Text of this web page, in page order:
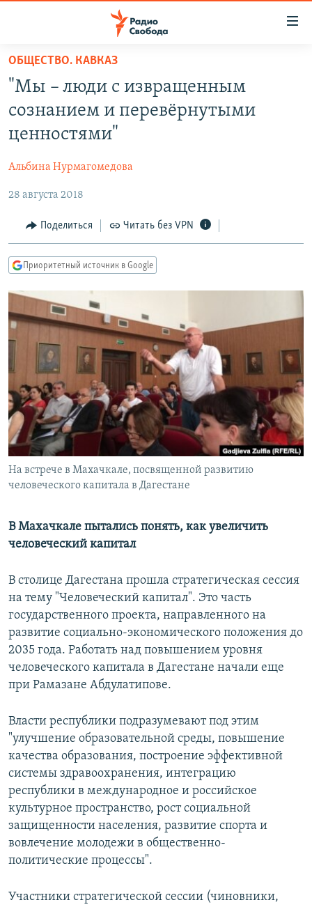
упрощенного
доступа
основному
Вернутся
навигации
Вернутся
поиску
ПРОГРАММЫ
АВТОРСКИЕ ПРОЕКТЫ
МНЕНИЯ
КУЛЬТУРА
IDEL.РЕАЛИИ
СЕВЕР.РЕАЛИИ
СИБИРЬ.РЕАЛИИ
РАСПИСАНИЕ ВЕЩАНИЯ
ПОДПИШИТЕСЬ НА РАССЫЛКУ
СОЦИАЛЬНЫЕ СЕТИ
Все сайты РСЕ/РС
ОБЩЕСТВО. КАВКАЗ
"Мы – люди с извращенным
сознанием и перевёрнутыми
ценностями"
Альбина Нурмагомедова
28 августа 2018
Поделиться Читать без VPN
Приоритетный источник в Google
На встрече в Махачкале, посвященной развитию
человеческого капитала в Дагестане
В Махачкале пытались понять, как увеличить
человеческий капитал
В столице Дагестана прошла стратегическая сессия
на тему "Человеческий капитал". Это часть
государственного проекта, направленного на
развитие социально-экономического положения до
2035 года. Работать над повышением уровня
человеческого капитала в Дагестане начали еще
при Рамазане Абдулатипове.
Власти республики подразумевают под этим
"улучшение образовательной среды, повышение
качества образования, построение эффективной
системы здравоохранения, интеграцию
республики в международное и российское
культурное пространство, рост социальной
защищенности населения, развитие спорта и
вовлечение молодежи в общественно-
политические процессы".
Участники стратегической сессии (чиновники,